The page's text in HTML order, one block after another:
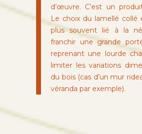
d’œuvre. C’est un
Le choix du lamellé collé
plus souvent lié à la
franchir une grande
reprenant une lourde
limiter les variations
du bois (cas d’un mur
véranda par exemple).